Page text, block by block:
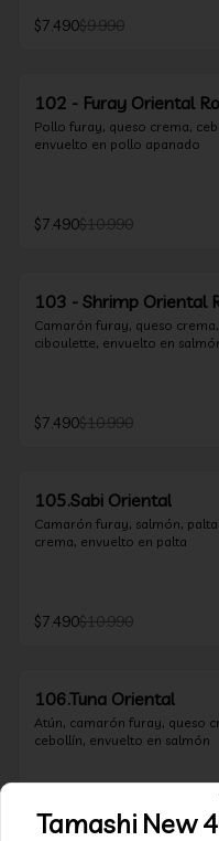
$7.490$9.990
102 - Furay Oriental
Pollo furay, queso crema,
envuelto en pollo apanado
$7.490$10.990
103 - Shrimp Oriental
Camarón furay, queso
ciboulette, envuelto en
$7.490$10.990
105.Sabi Oriental
Camarón furay, salmón,
crema, envuelto en palta
$7.490$10.990
106.Tuna Oriental
Atún, camarón furay, queso
cebollín, envuelto en salmón
$7.490$10.990
Tamashi New